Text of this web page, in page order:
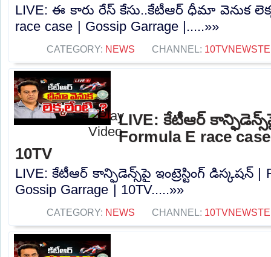
LIVE: ఈ కారు రేస్‌ కేసు..కేటీఆర్ ధీమా వెనుక
race case | Gossip Garrage |.....»»
CATEGORY: NEWS CHANNEL:
LIVE: కేటీఆర్
Formula E race
10TV
LIVE: కేటీఆర్ కాన్ఫిడెన్స్‌పై ఇంట్రెస్టింగ్ డిస్కషన్‌ |
Gossip Garrage | 10TV.....»»
CATEGORY: NEWS CHANNEL: